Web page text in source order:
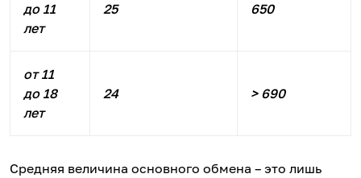
до 11
лет
25 650
от 11
до 18
лет
24 > 690
Средняя величина основного обмена – это лишь